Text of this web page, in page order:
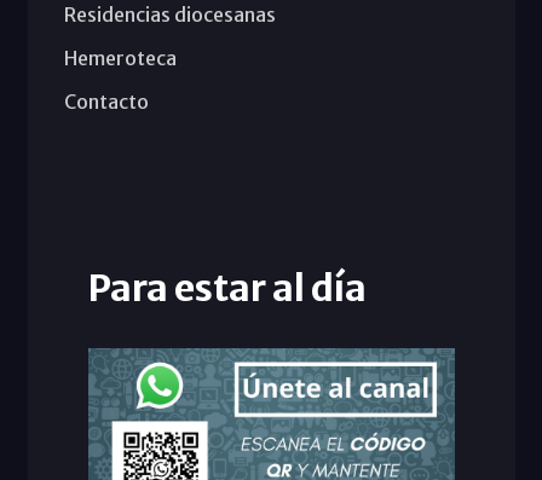
Residencias diocesanas
Hemeroteca
Contacto
Para estar al día